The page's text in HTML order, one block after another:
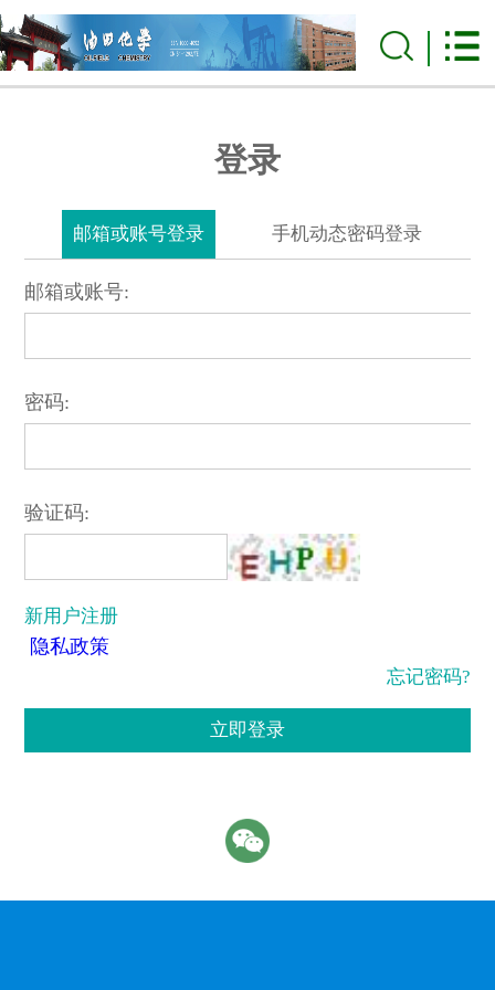
登录
邮箱或账号登录 手机动态密码登录
邮箱或账号:
密码:
验证码:
新用户注册
隐私政策
忘记密码?
立即登录